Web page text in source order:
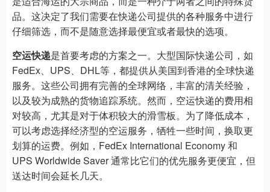
品。这决定了我们需要在快递公司提供的各种服务中进行
仔细筛选，而不是随意选择最便宜或者最快的选项。
空运快递是首要考虑的方案之一。大型国际快递公司，如
FedEx、UPS、DHL等，都提供从美国到香港的全球快递
服务。这些公司拥有完善的全球网络，丰富的清关经验，
以及较为成熟的货物追踪系统。然而，空运快递的费用相
对较高，尤其是对于体积较大的滑雪板。为了降低成本，
可以考虑选择经济型的空运服务，牺牲一些时间，换取更
划算的运费。例如，FedEx International Economy 和
UPS Worldwide Saver 通常比它们的优先服务更便宜，但
送达时间会延长几天。